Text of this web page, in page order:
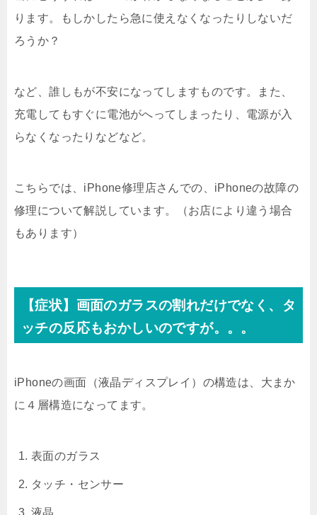
ります。もしかしたら急に使えなくなったりしないだ
ろうか？
など、誰しもが不安になってしますものです。また、
充電してもすぐに電池がへってしまったり、電源が入
らなくなったりなどなど。
こちらでは、iPhone修理店さんでの、iPhoneの故障の
修理について解説しています。（お店により違う場合
もあります）
【症状】画面のガラスの割れだけでなく、タ
ッチの反応もおかしいのですが。。。
iPhoneの画面（液晶ディスプレイ）の構造は、大まか
に４層構造になってます。
表面のガラス
タッチ・センサー
液晶